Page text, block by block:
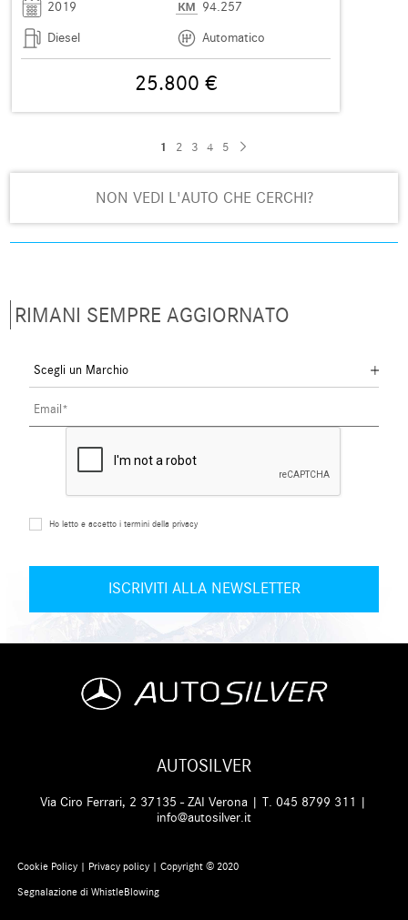
2019
94.257
Diesel
Automatico
25.800 €
1 2 3 4 5
NON VEDI L'AUTO CHE CERCHI?
RIMANI SEMPRE AGGIORNATO
Ho letto e accetto i termini della privacy
AUTOSILVER
Via Ciro Ferrari, 2 37135 - ZAI Verona | T.045 8799 311 |
info@autosilver.it
Cookie Policy | Privacy policy| Copyright © 2020
Segnalazione di WhistleBlowing